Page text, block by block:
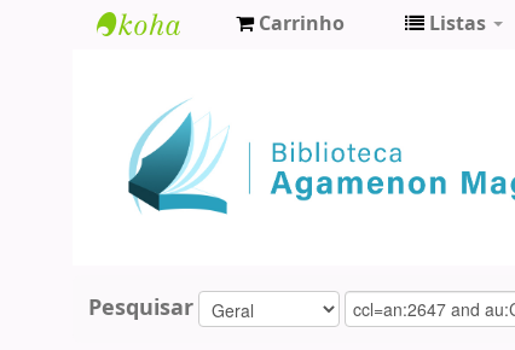
Agamenon
Magalhães
Carrinho Listas
Pesquisar